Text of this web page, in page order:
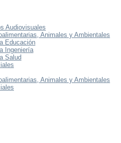
Audiovisuales
Animales y Ambientales
Educación
Ingeniería
Salud
Animales y Ambientales